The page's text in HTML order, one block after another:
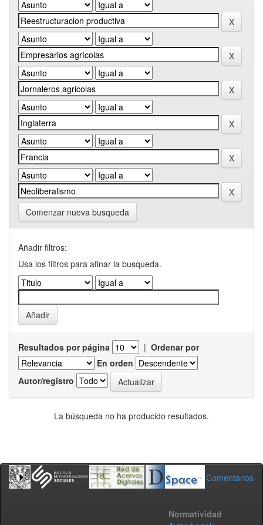
Comenzar nueva busqueda
Añadir filtros:
Usa los filtros para afinar la busqueda.
Resultados por página | Ordenar por
En orden
Autor/registro
La búsqueda no ha producido resultados.
Comentarios
Normatividad